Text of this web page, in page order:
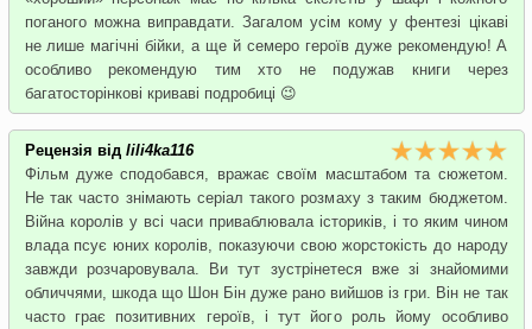
поганого можна виправдати. Загалом усім кому у фентезі цікаві
не лише магічні бійки, а ще й семеро героїв дуже рекомендую! А
особливо рекомендую тим хто не подужав книги через
багатосторінкові криваві подробиці 😉
Рецензія від lili4ka116
Фільм дуже сподобався, вражає своїм масштабом та сюжетом.
Не так часто знімають серіал такого розмаху з таким бюджетом.
Війна королів у всі часи приваблювала істориків, і то яким чином
влада псує юних королів, показуючи свою жорстокість до народу
завжди розчаровувала. Ви тут зустрінетеся вже зі знайомими
обличчями, шкода що Шон Бін дуже рано вийшов із гри. Він не так
часто грає позитивних героїв, і тут його роль йому особливо